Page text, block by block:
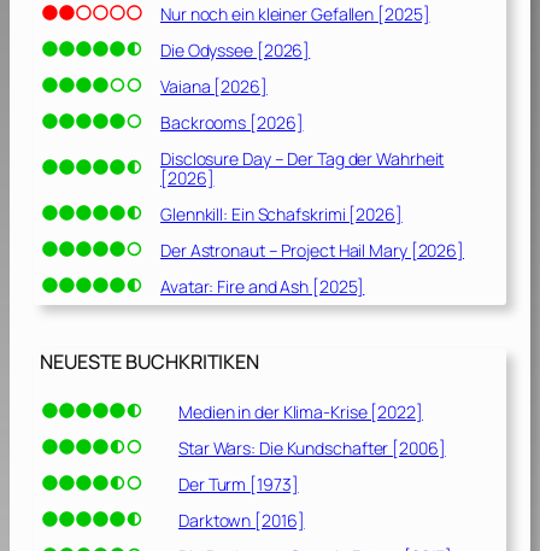
Nur noch ein kleiner Gefallen [2025]
Die Odyssee [2026]
Vaiana [2026]
Backrooms [2026]
Disclosure Day – Der Tag der Wahrheit
[2026]
Glennkill: Ein Schafskrimi [2026]
Der Astronaut – Project Hail Mary [2026]
Avatar: Fire and Ash [2025]
NEUESTE BUCHKRITIKEN
Medien in der Klima-Krise [2022]
Star Wars: Die Kundschafter [2006]
Der Turm [1973]
Darktown [2016]